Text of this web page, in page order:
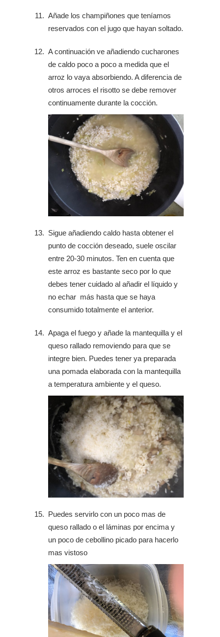
Añade los champiñones que teníamos
reservados con el jugo que hayan soltado.
A continuación ve añadiendo cucharones
de caldo poco a poco a medida que el
arroz lo vaya absorbiendo. A diferencia de
otros arroces el risotto se debe remover
continuamente durante la cocción.
Sigue añadiendo caldo hasta obtener el
punto de cocción deseado, suele oscilar
entre 20-30 minutos. Ten en cuenta que
este arroz es bastante seco por lo que
debes tener cuidado al añadir el líquido y
no echar más hasta que se haya
consumido totalmente el anterior.
Apaga el fuego y añade la mantequilla y el
queso rallado removiendo para que se
integre bien. Puedes tener ya preparada
una pomada elaborada con la mantequilla
a temperatura ambiente y el queso.
Puedes servirlo con un poco mas de
queso rallado o el láminas por encima y
un poco de cebollino picado para hacerlo
mas vistoso